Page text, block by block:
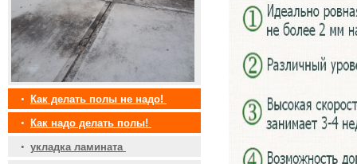
•
Как делать полы не надо!
•
Как надо делать полы!
• укладка ламината